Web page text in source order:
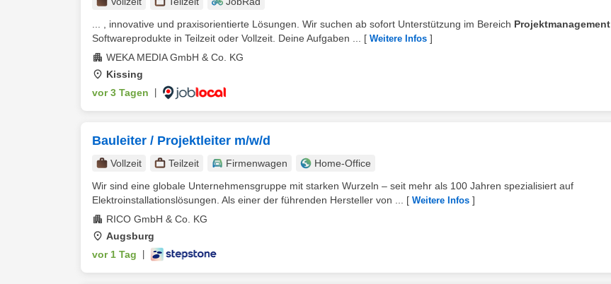
... , innovative und praxisorientierte Lösungen. Wir suchen ab sofort Unterstützung im Bereich Projektmanagement
Softwareprodukte in Teilzeit oder Vollzeit. Deine Aufgaben ...
[ Weitere Infos ]
WEKA MEDIA GmbH & Co. KG
Kissing
vor 3 Tagen
Bauleiter / Projektleiter m/w/d
Vollzeit Teilzeit Firmenwagen
Home-Office
Wir sind eine globale Unternehmensgruppe mit starken Wurzeln – seit mehr als 100 Jahren spezialisiert auf
Elektroinstallationslösungen. Als einer der führenden Hersteller von ...
[ Weitere Infos ]
RICO GmbH & Co. KG
Augsburg
vor 1 Tag